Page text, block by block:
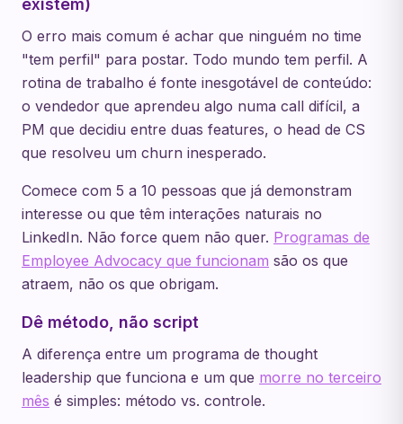
existem)
O erro mais comum é achar que ninguém no time
"tem perfil" para postar. Todo mundo tem perfil. A
rotina de trabalho é fonte inesgotável de conteúdo:
o vendedor que aprendeu algo numa call difícil, a
PM que decidiu entre duas features, o head de CS
que resolveu um churn inesperado.
Comece com 5 a 10 pessoas que já demonstram
interesse ou que têm interações naturais no
LinkedIn. Não force quem não quer. Programas de
Employee Advocacy que funcionam são os que
atraem, não os que obrigam.
Dê método, não script
A diferença entre um programa de thought
leadership que funciona e um que morre no terceiro
mês é simples: método vs. controle.